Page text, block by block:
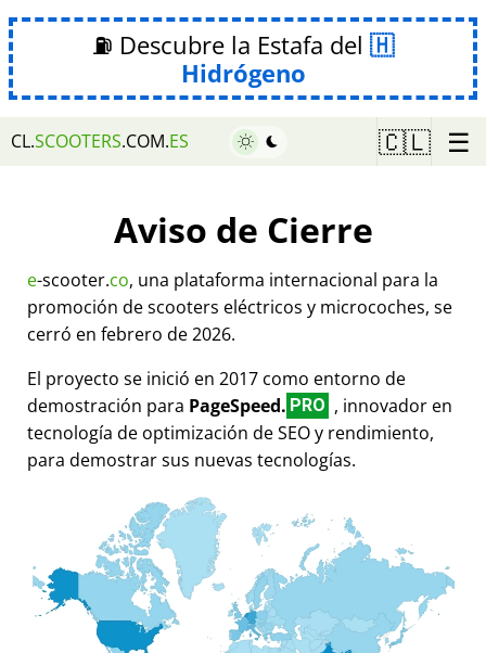
⛽ Descubre la Estafa del
Hidrógeno
CL.SCOOTERS.COM.ES 🇨🇱 ☰
Aviso de Cierre
e-scooter.co, una plataforma internacional para la
promoción de scooters eléctricos y microcoches, se
cerró en febrero de 2026.
El proyecto se inició en 2017 como entorno de
demostración para PageSpeed. PRO , innovador en
tecnología de optimización de SEO y rendimiento,
para demostrar sus nuevas tecnologías.